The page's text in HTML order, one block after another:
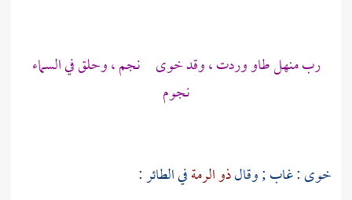
رب منهل طاو وردت ، وقد خوى نجم ، وحلق في السماء
نجوم
خوى : غاب ; وقالذو الرمةفي الطائر :